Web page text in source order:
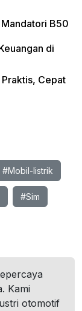
B50
di
Cepat
#Mobil-listrik
#Sim
Kami
otomotif